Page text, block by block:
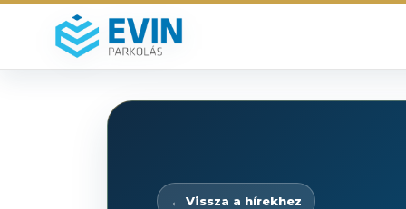
← Vissza a hírekhez